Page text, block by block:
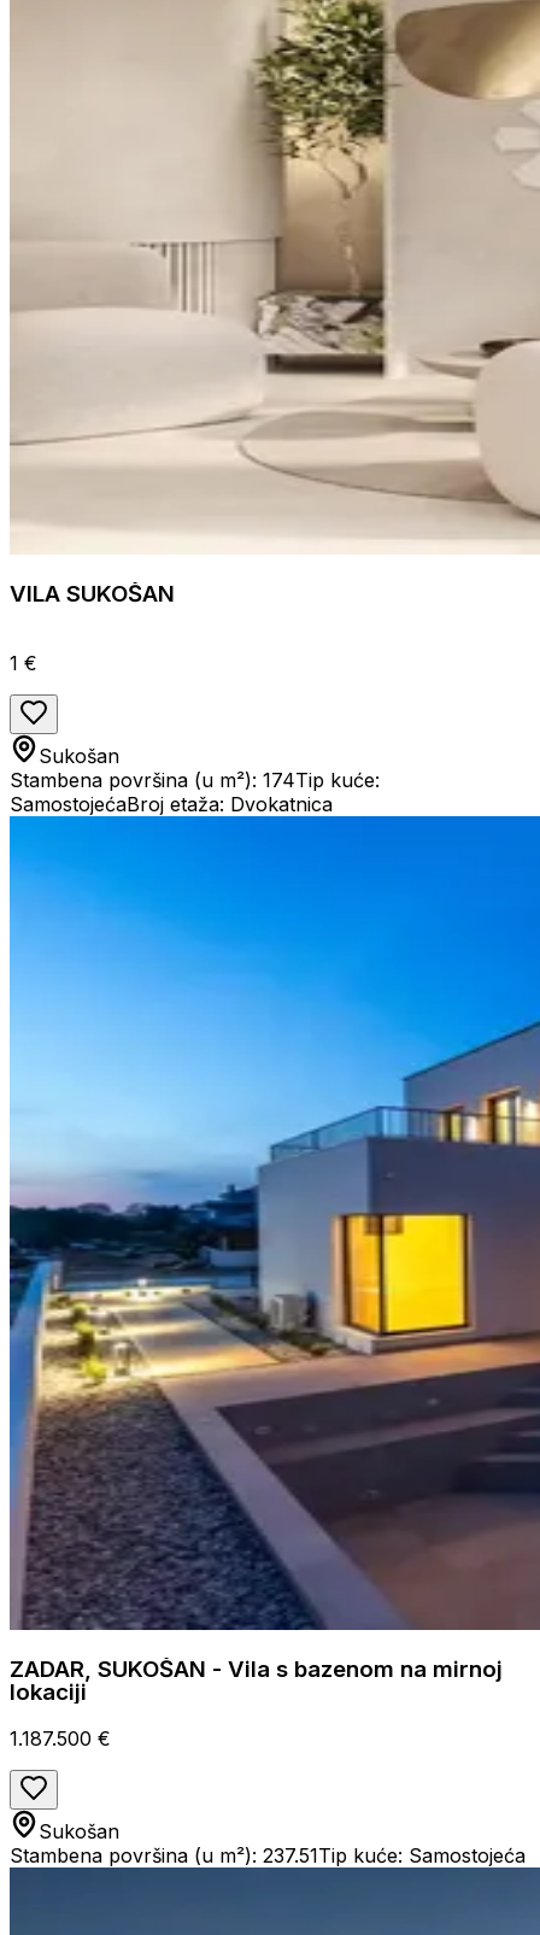
VILA SUKOŠAN
1 €
Sukošan
Stambena površina (u m²): 174Tip kuće:
SamostojećaBroj etaža: Dvokatnica
ZADAR, SUKOŠAN - Vila s bazenom na mirnoj
lokaciji
1.187.500 €
Sukošan
Stambena površina (u m²): 237.51Tip kuće: Samostojeća